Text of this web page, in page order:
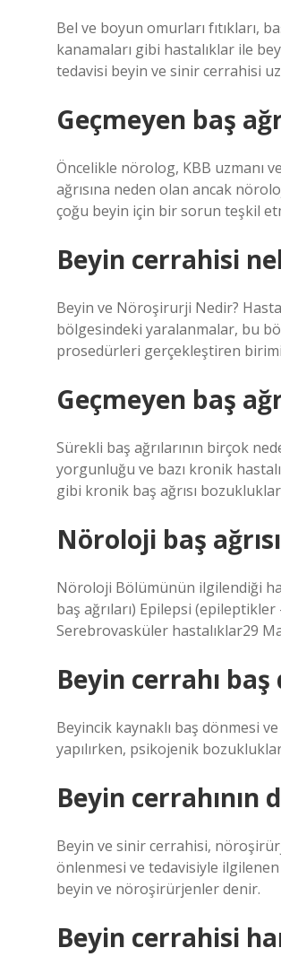
Bel ve boyun omurları fıtıkları,
kanamaları gibi hastalıklar ile
tedavisi beyin ve sinir cerrahisi
Geçmeyen baş
Öncelikle nörolog, KBB uzmanı
ağrısına neden olan ancak
çoğu beyin için bir sorun teşkil
Beyin cerrahisi
Beyin ve Nöroşirurji Nedir?
bölgesindeki yaralanmalar, bu
prosedürleri gerçekleştiren
Geçmeyen baş
Sürekli baş ağrılarının birçok
yorgunluğu ve bazı kronik
gibi kronik baş ağrısı
Nöroloji baş
Nöroloji Bölümünün ilgilendiği
baş ağrıları) Epilepsi
Serebrovasküler hastalıklar29
Beyin cerrahı
Beyincik kaynaklı baş dönmesi
yapılırken, psikojenik
Beyin cerrahının
Beyin ve sinir cerrahisi,
önlenmesi ve tedavisiyle
beyin ve nöroşirürjenler denir.
Beyin cerrahisi